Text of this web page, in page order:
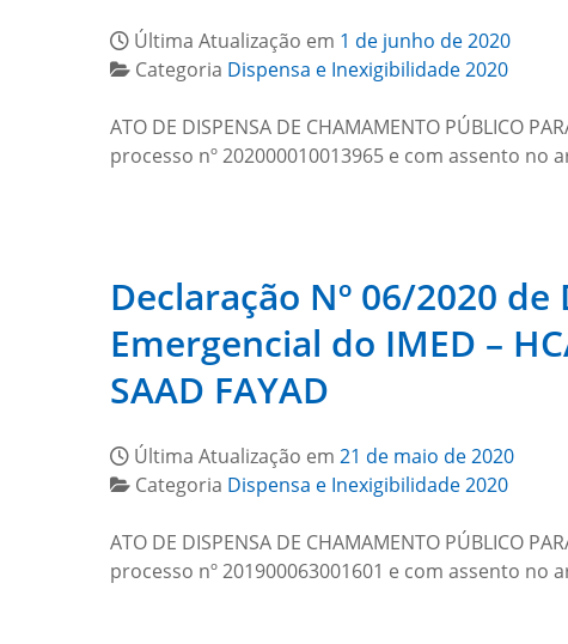
Última Atualização em 1 de junho de 2020
Categoria Dispensa e Inexigibilidade 2020
ATO DE DISPENSA DE CHAMAMENTO PÚBLICO
processo nº 202000010013965 e com assento no
Declaração Nº 06/2020
Emergencial do IMED –
SAAD FAYAD
Última Atualização em 21 de maio de 2020
Categoria Dispensa e Inexigibilidade 2020
ATO DE DISPENSA DE CHAMAMENTO PÚBLICO
processo nº 201900063001601 e com assento no